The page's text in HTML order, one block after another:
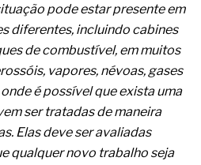
reciclagem profunda a frio in situ
asfáltica
ABNT litigam de má-fé para
reserva de mercado sobre as
da síndrome metabólica
clínicos do teratoma de ovário
médico da síndrome da fadiga
pode estar presente em
diferentes, incluindo cabines
de combustível, em muitos
vapores, névoas, gases
é possível que exista uma
ser tratadas de maneira
Elas deve ser avaliadas
qualquer novo trabalho seja